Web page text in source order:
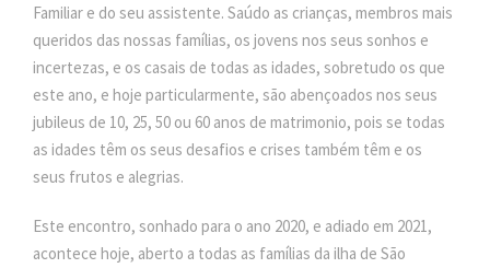
Familiar e do seu assistente. Saúdo as crianças, membros mais
queridos das nossas famílias, os jovens nos seus sonhos e
incertezas, e os casais de todas as idades, sobretudo os que
este ano, e hoje particularmente, são abençoados nos seus
jubileus de 10, 25, 50 ou 60 anos de matrimonio, pois se todas
as idades têm os seus desafios e crises também têm e os
seus frutos e alegrias.
Este encontro, sonhado para o ano 2020, e adiado em 2021,
acontece hoje, aberto a todas as famílias da ilha de São